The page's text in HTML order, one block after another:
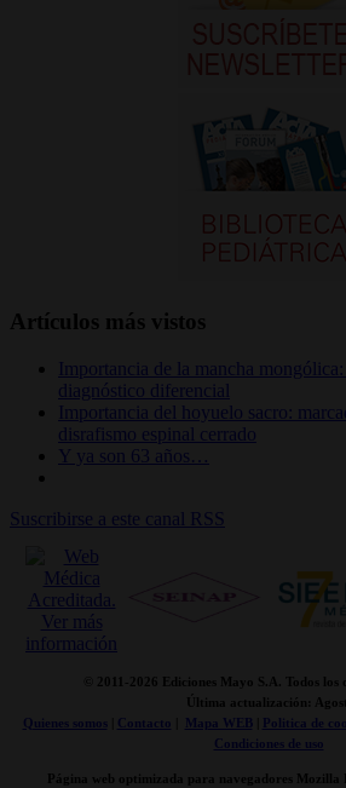
Artículos más vistos
Importancia de la mancha
diagnóstico diferencial
Importancia del hoyuelo sacro:
disrafismo espinal cerrado
Y ya son 63 años…
Suscribirse a este canal RSS
© 2011- 2026 Ediciones Mayo S.A. Todos los
Última actualización:
Quienes somos| Contacto Mapa WEB| Politica de
Condiciones de uso
Página web optimizada para navegadores